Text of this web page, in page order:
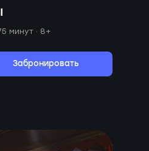
минут · 8+
Забронировать